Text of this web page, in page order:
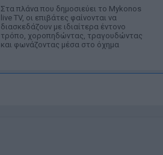
Στα πλάνα που δημοσιεύει το Mykonos
live TV, οι επιβάτες φαίνονται να
διασκεδάζουν με ιδιαίτερα έντονο
τρόπο, χοροπηδώντας, τραγουδώντας
και φωνάζοντας μέσα στο όχημα